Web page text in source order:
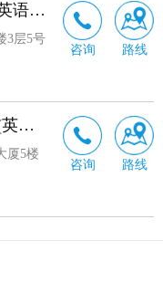
昆明呈贡区大学城新航道英语培训
3层5号
咨询 路线
昆明新航道雅思托福培训(英联邦中心)
厦5楼
咨询 路线